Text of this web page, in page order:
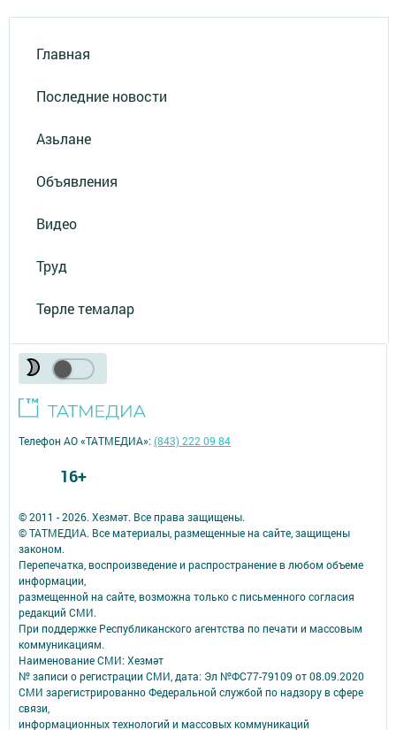
Главная
Последние новости
Азьлане
Объявления
Видео
Труд
Төрле темалар
© 2011 - 2026. Хезмәт. Все права защищены.
© ТАТМЕДИА. Все материалы, размещенные на сайте, защищены
законом.
Перепечатка, воспроизведение и распространение в любом объеме
информации,
размещенной на сайте, возможна только с письменного согласия
редакций СМИ.
При поддержке Республиканского агентства по печати и массовым
коммуникациям.
Наименование СМИ: Хезмәт
№ записи о регистрации СМИ, дата: Эл №ФС77-79109 от 08.09.2020
СМИ зарегистрированно Федеральной службой по надзору в сфере
связи,
информационных технологий и массовых коммуникаций
Телефон АО «ТАТМЕДИА»:(843) 222 09 84
16+